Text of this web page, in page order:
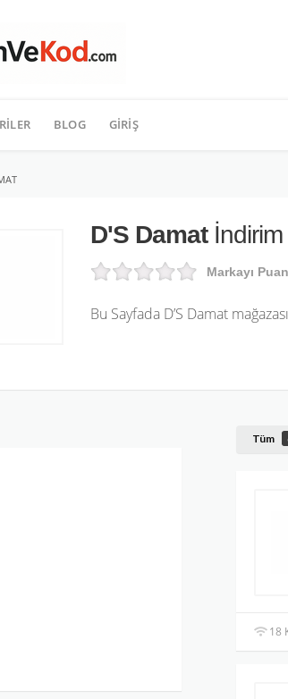
BLOG GIRIŞ
D'S Damatİndirim
Markayı
Bu Sayfada D’S Damat
Tüm
18